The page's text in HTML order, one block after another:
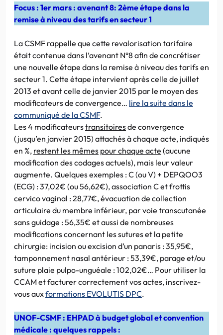
Focus : 1er mars : avenant 8: 2ème étape dans la
remise à niveau des tarifs en secteur 1
La CSMF rappelle que cette revalorisation tarifaire
était contenue dans l’avenant N°8 afin de concrétiser
une nouvelle étape dans la remise à niveau des tarifs en
secteur 1. Cette étape intervient après celle de juillet
2013 et avant celle de janvier 2015 par le moyen des
modificateurs de convergence… lire la suite dans le
communiqué de la CSMF.
Les 4 modificateurstransitoiresde convergence
(jusqu’en janvier 2015) attachés à chaque acte, indiqués
en %, restent les mêmes pour chaque acte (aucune
modification des codages actuels), mais leur valeur
augmente. Quelques exemples : C (ou V) + DEPQOO3
(ECG) : 37,02€ (ou 56,62€), association C et frottis
cervico vaginal : 28,77€, évacuation de collection
articulaire du membre inférieur, par voie transcutanée
sans guidage : 56,35€ et aussi de nombreuses
modifications concernant les sutures et la petite
chirurgie: incision ou excision d’un panaris : 35,95€,
tamponnement nasal antérieur : 53,39€, parage et/ou
suture plaie pulpo-unguéale : 102,02€… Pour utiliser la
CCAM et facturer correctement vos actes, inscrivez-
vous auxformations EVOLUTIS DPC.
UNOF-CSMF : EHPAD à budget global et convention
médicale : quelques rappels :